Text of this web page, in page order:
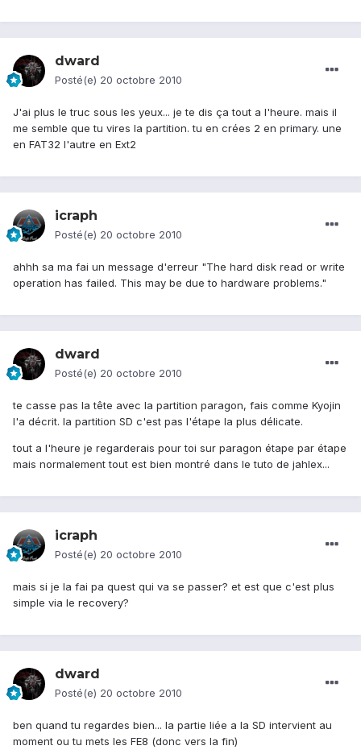
dward
Posté(e) 20 octobre 2010
J'ai plus le truc sous les yeux... je te dis ça tout a l'heure. mais il
me semble que tu vires la partition. tu en crées 2 en primary. une
en FAT32 l'autre en Ext2
icraph
Posté(e) 20 octobre 2010
ahhh sa ma fai un message d'erreur "The hard disk read or write
operation has failed. This may be due to hardware problems."
dward
Posté(e) 20 octobre 2010
te casse pas la tête avec la partition paragon, fais comme Kyojin
l'a décrit. la partition SD c'est pas l'étape la plus délicate.
tout a l'heure je regarderais pour toi sur paragon étape par étape
mais normalement tout est bien montré dans le tuto de jahlex...
icraph
Posté(e) 20 octobre 2010
mais si je la fai pa quest qui va se passer? et est que c'est plus
simple via le recovery?
dward
Posté(e) 20 octobre 2010
ben quand tu regardes bien... la partie liée a la SD intervient au
moment ou tu mets les FE8 (donc vers la fin)